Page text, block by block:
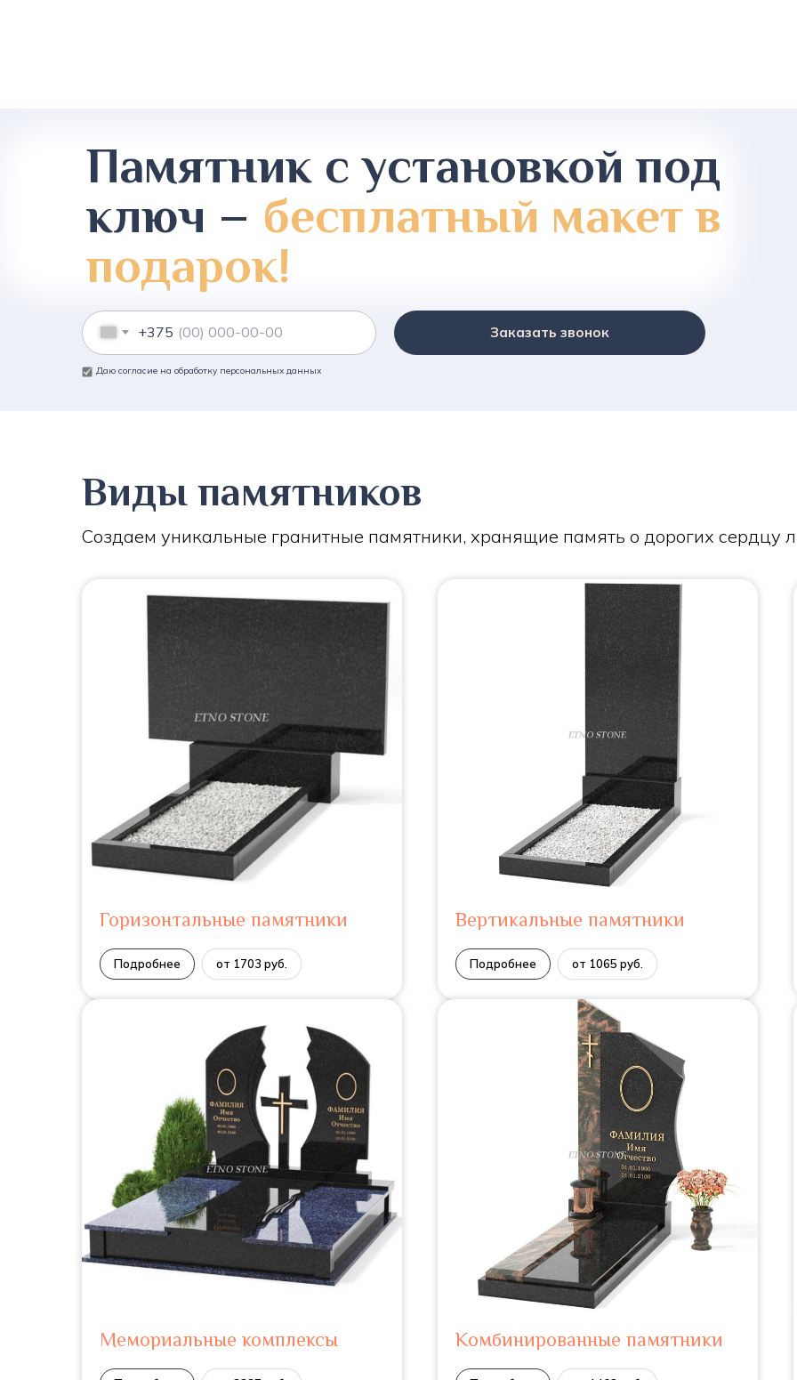
Памятник с установкой под
ключ – бесплатный макет в
подарок!
+375 Заказать звонок
Даю согласие на обработку персональных данных
Виды памятников
Создаем уникальные гранитные памятники, хранящие память о дорогих сердцу
Горизонтальные памятники
Подробнее от 1703 руб.
Вертикальные памятники
Подробнее от 1065 руб.
Мемориальные комплексы Комбинированные памятники